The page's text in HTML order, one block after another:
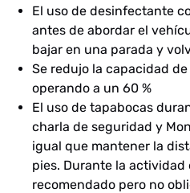
El uso de desinfectante
antes de abordar el
bajar en una parada y
Se redujo la capacidad
operando a un 60 %
El uso de tapabocas
charla de seguridad y
igual que mantener la
pies. Durante la
recomendado pero no